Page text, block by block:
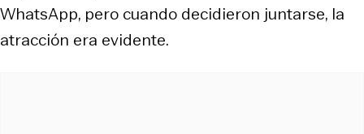
WhatsApp, pero cuando decidieron juntarse, la
atracción era evidente.